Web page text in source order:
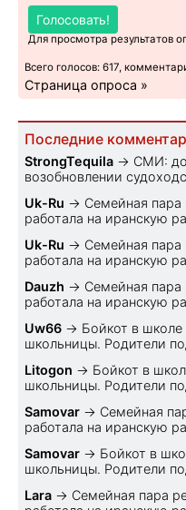
Голосовать!
Для просмотра результатов
Всего голосов: 617,
Страница опроса »
Последние
StrongTequila → СМИ:
возобновлении
Uk-Ru → Семейная пара
работала на иранскую
Uk-Ru → Семейная пара
работала на иранскую
Dauzh → Семейная пара
работала на иранскую
Uw66 → Бойкот в школе
школьницы. Родители
Litogon → Бойкот в
школьницы. Родители
Samovar → Семейная
работала на иранскую
Samovar → Бойкот в
школьницы. Родители
Lara → Семейная пара